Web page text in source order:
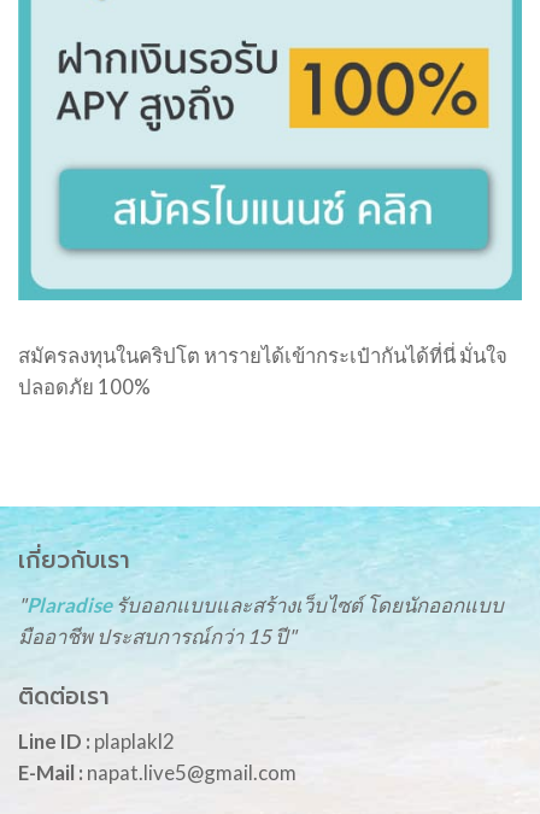
สมัครลงทุนในคริปโต หารายได้เข้ากระเป๋ากันได้ที่นี่ มั่นใจ
ปลอดภัย 100%
เกี่ยวกับเรา
"Plaradiseรับออกแบบและสร้างเว็บไซต์ โดยนักออกแบบ
มืออาชีพ ประสบการณ์กว่า 15 ปี"
ติดต่อเรา
Line ID : plaplakl2
E-Mail : napat.live5@gmail.com